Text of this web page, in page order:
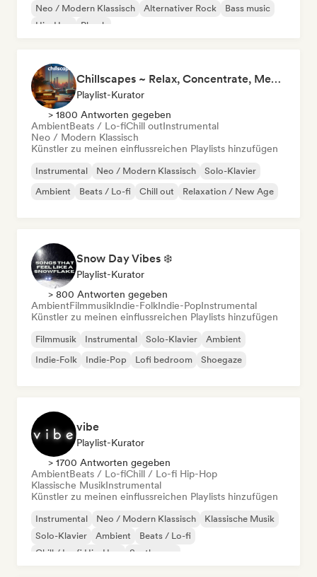
Neo / Modern Klassisch Alternativer Rock
Bass music
Hip-Hop
Phonk
Chillscapes ~ Relax, Concentrate, Meditate, Sleep, Dream
Playlist-Kurator
> 1800 Antworten gegeben
AmbientBeats / Lo-fiChill outInstrumental
Neo / Modern Klassisch
Künstler zu meinen einflussreichen Playlists hinzufügen
Instrumental Neo / Modern Klassisch
Solo-Klavier
Ambient
Beats / Lo-fi Chill out Relaxation / New Age
Snow Day Vibes ❄️
Playlist-Kurator
> 800 Antworten gegeben
AmbientFilmmusikIndie-FolkIndie-PopInstrumental
Künstler zu meinen einflussreichen Playlists hinzufügen
Filmmusik Instrumental Solo-Klavier
Ambient
Indie-Folk
Indie-Pop Lofi bedroom Shoegaze
vibe
Playlist-Kurator
> 1700 Antworten gegeben
AmbientBeats / Lo-fiChill / Lo-fi Hip-Hop
Klassische MusikInstrumental
Künstler zu meinen einflussreichen Playlists hinzufügen
Instrumental Neo / Modern Klassisch
Klassische Musik
Solo-Klavier
Ambient
Beats / Lo-fi
Chill / Lo-fi Hip-Hop
Synthwave